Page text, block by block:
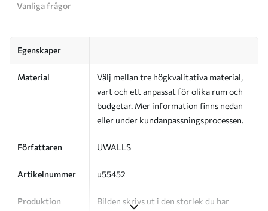
Vanliga frågor
Egenskaper
Material
Välj mellan tre högkvalitativa material,
vart och ett anpassat för olika rum och
budgetar. Mer information finns nedan
eller under kundanpassningsprocessen.
Författaren UWALLS
Artikelnummer u55452
Produktion
Bilden skrivs ut i den storlek du har